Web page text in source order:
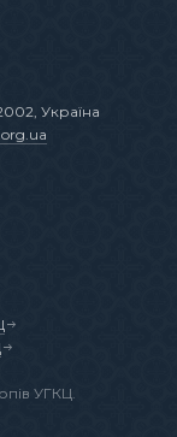
Україна
УГКЦ.